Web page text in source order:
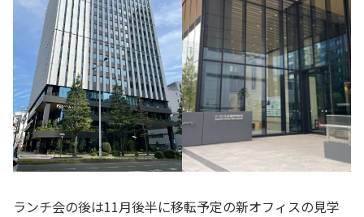
ランチ会の後は11月後半に移転予定の新オフィスの見学